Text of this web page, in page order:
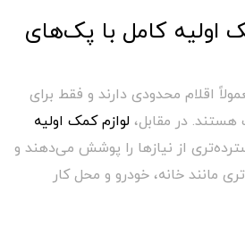
اولیه کامل با پک‌های
اقلام محدودی دارند و فقط برای
در مقابل، لوازم کمک اولیه
از نیازها را پوشش می‌دهند و
مانند خانه، خودرو و محل کار